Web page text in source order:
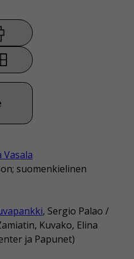
Vasala
suomenkielinen
, Sergio Palao /
Kuvako, Elina
ja Papunet)